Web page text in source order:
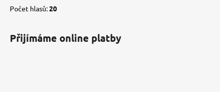
Počet hlasů:20
Přijímáme online platby